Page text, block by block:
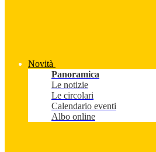
Novità
Panoramica
Le notizie
Le circolari
Calendario eventi
Albo online